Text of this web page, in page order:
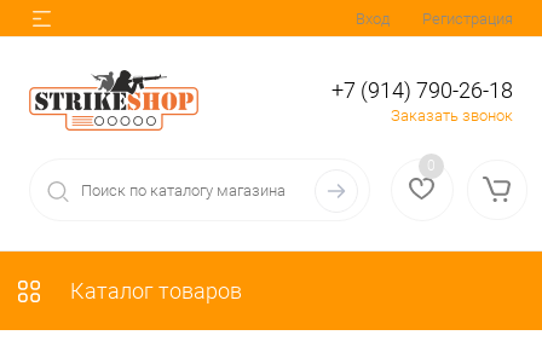
Вход Регистрация
+7 (914) 790-26-18
Заказать звонок
0
Каталог товаров